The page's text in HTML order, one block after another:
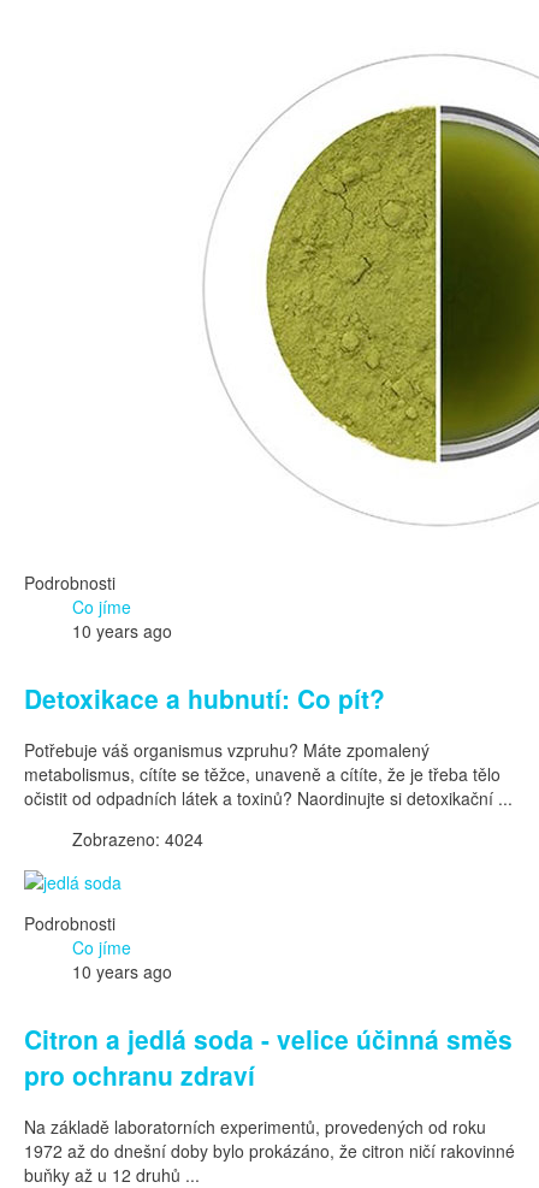
Podrobnosti
Co jíme
10 years ago
Detoxikace a hubnutí: Co pít?
Potřebuje váš organismus vzpruhu? Máte zpomalený
metabolismus, cítíte se těžce, unaveně a cítíte, že je třeba tělo
očistit od odpadních látek a toxinů? Naordinujte si detoxikační ...
Zobrazeno: 4024
Podrobnosti
Co jíme
10 years ago
Citron a jedlá soda - velice účinná směs
pro ochranu zdraví
Na základě laboratorních experimentů, provedených od roku
1972 až do dnešní doby bylo prokázáno, že citron ničí rakovinné
buňky až u 12 druhů ...